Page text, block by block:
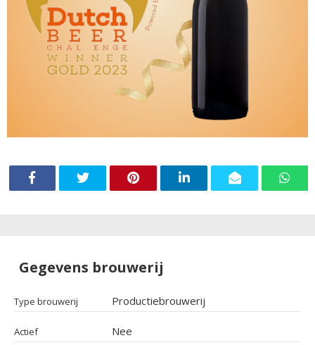
Gegevens brouwerij
Type brouwerij Productiebrouwerij
Actief Nee